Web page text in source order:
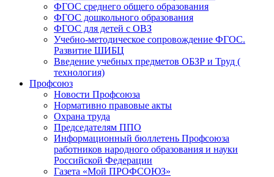
ФГОС среднего общего образования
ФГОС дошкольного образования
ФГОС для детей с ОВЗ
Учебно-методическое сопровождение ФГОС.
Развитие ШИБЦ
Введение учебных предметов ОБЗР и Труд (
технология)
Профсоюз
Новости Профсоюза
Нормативно правовые акты
Охрана труда
Председателям ППО
Информационный бюллетень Профсоюза
работников народного образования и науки
Российской Федерации
Газета «Мой ПРОФСОЮЗ»